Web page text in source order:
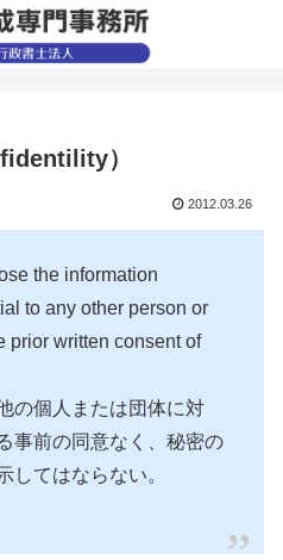
）
2012.03.26
the information
to any other person or
prior written consent of
の個人または団体に対
事前の同意なく、秘密の
してはならない。